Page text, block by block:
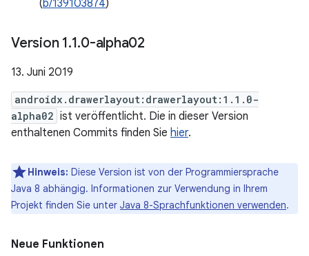
(b/139103874)
Version 1.1.0-alpha02
13. Juni 2019
androidx.drawerlayout:drawerlayout:1.1.0-
alpha02 ist veröffentlicht. Die in dieser Version
enthaltenen Commits finden Sie hier.
Hinweis: Diese Version ist von der Programmiersprache
Java 8 abhängig. Informationen zur Verwendung in Ihrem
Projekt finden Sie unter Java 8-Sprachfunktionen verwenden.
Neue Funktionen